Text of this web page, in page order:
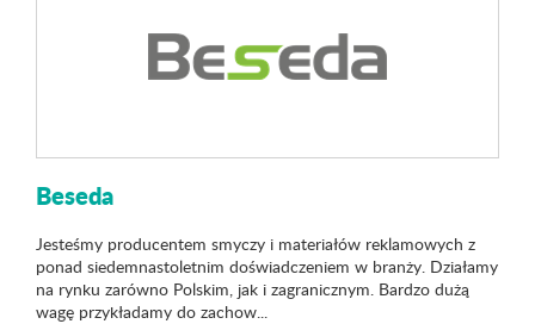
Beseda
Jesteśmy producentem smyczy i materiałów reklamowych z
ponad siedemnastoletnim doświadczeniem w branży. Działamy
na rynku zarówno Polskim, jak i zagranicznym. Bardzo dużą
wagę przykładamy do zachow...